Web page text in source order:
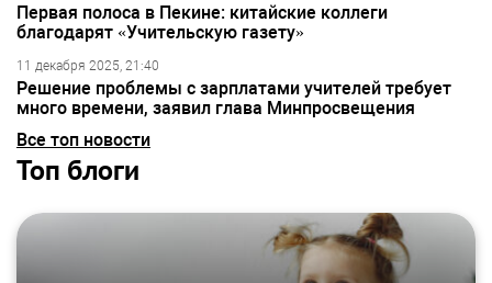
Первая полоса в Пекине: китайские коллеги
благодарят «Учительскую газету»
11 декабря 2025, 21:40
Решение проблемы с зарплатами учителей требует
много времени, заявил глава Минпросвещения
Все топ новости
Топ блоги